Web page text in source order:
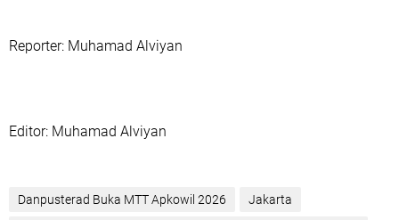
‎Reporter: Muhamad Alviyan
‎Editor: Muhamad Alviyan
‎Danpusterad Buka MTT Apkowil 2026 Jakarta